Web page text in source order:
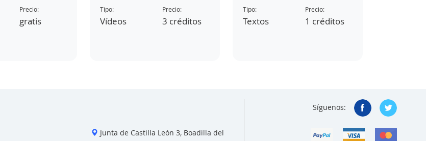
Precio:
gratis
Tipo:
Vídeos
Precio:
3 créditos
EN FRÍO.
Tipo:
Textos
Precio:
1 créditos
Junta de Castilla León 3, Boadilla del
Síguenos: